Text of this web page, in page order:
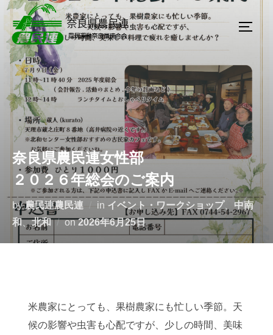
奈良県農民連女性部
２０２６年総会のご案内
by農民連農民連 in イベント・ワークショップ、 中南
和、北和 on2026年6月25日
米農家にとっても、果樹農家にも忙しい季節。天
候の影響や虫害も心配ですが、少しの時間、美味